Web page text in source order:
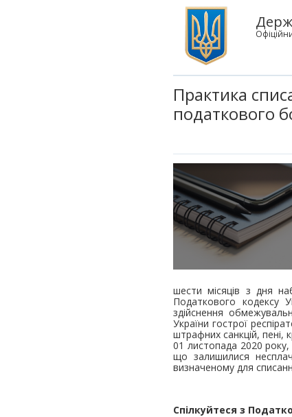
Практика
податкового
шести місяців з дня
Податкового кодексу
здійснення
України гострої
штрафних санкцій, пені,
01 листопада 2020
що залишилися
визначеному для
Спілкуйтеся з